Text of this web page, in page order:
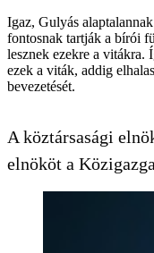
Igaz, Gulyás
fontosnak tartják a bírói
lesznek ezekre a vitákra.
ezek a viták, addig
bevezetését.
A köztársasági
elnököt a